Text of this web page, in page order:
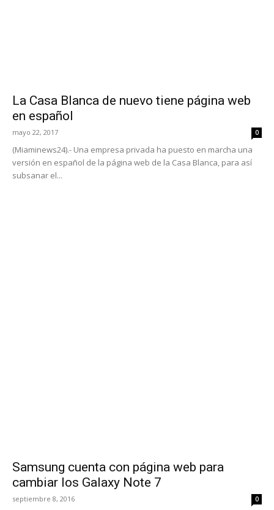
La Casa Blanca de nuevo tiene página web
en español
mayo 22, 2017 0
(Miaminews24).- Una empresa privada ha puesto en marcha una
versión en español de la página web de la Casa Blanca, para así
subsanar el...
Samsung cuenta con página web para
cambiar los Galaxy Note 7
septiembre 8, 2016 0